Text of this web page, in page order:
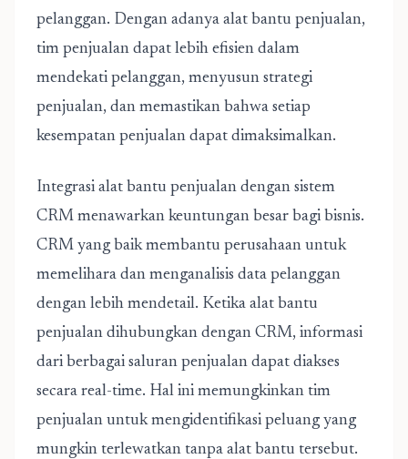
pelanggan. Dengan adanya alat bantu penjualan,
tim penjualan dapat lebih efisien dalam
mendekati pelanggan, menyusun strategi
penjualan, dan memastikan bahwa setiap
kesempatan penjualan dapat dimaksimalkan.
Integrasi alat bantu penjualan dengan sistem
CRM menawarkan keuntungan besar bagi bisnis.
CRM yang baik membantu perusahaan untuk
memelihara dan menganalisis data pelanggan
dengan lebih mendetail. Ketika alat bantu
penjualan dihubungkan dengan CRM, informasi
dari berbagai saluran penjualan dapat diakses
secara real-time. Hal ini memungkinkan tim
penjualan untuk mengidentifikasi peluang yang
mungkin terlewatkan tanpa alat bantu tersebut.